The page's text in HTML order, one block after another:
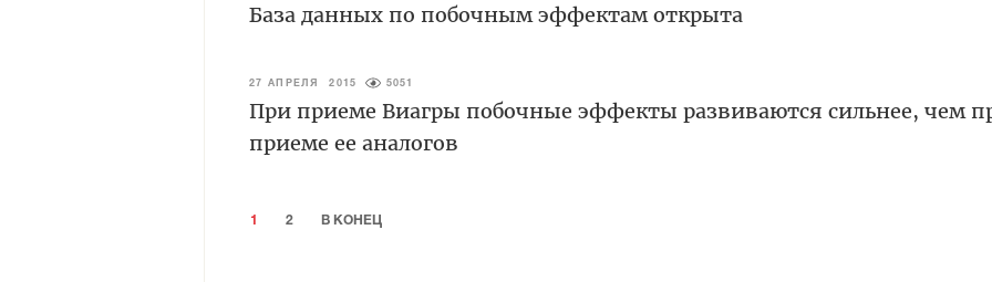
База данных по побочным эффектам открыта
27 АПРЕЛЯ 2015 5051
При приеме Виагры побочные эффекты развиваются сильнее, чем
приеме ее аналогов
1 2 В КОНЕЦ